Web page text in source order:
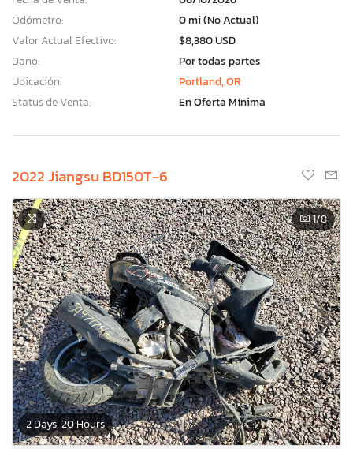
Odómetro:
0 mi (No Actual)
Valor Actual Efectivo:
$8,380 USD
Daño:
Por todas partes
Ubicación:
Portland, OR
Status de Venta:
En Oferta Mínima
2022 Jiangsu BD150T-6
2 Days, 20 Hours
1/8